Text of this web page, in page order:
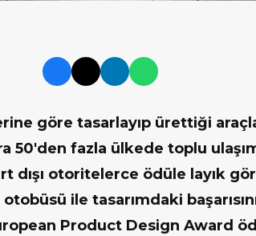
göre tasarlayıp ürettiği
50'den fazla ülkede toplu
dışı otoritelerce ödüle layık
ile tasarımdaki
Product Design Award